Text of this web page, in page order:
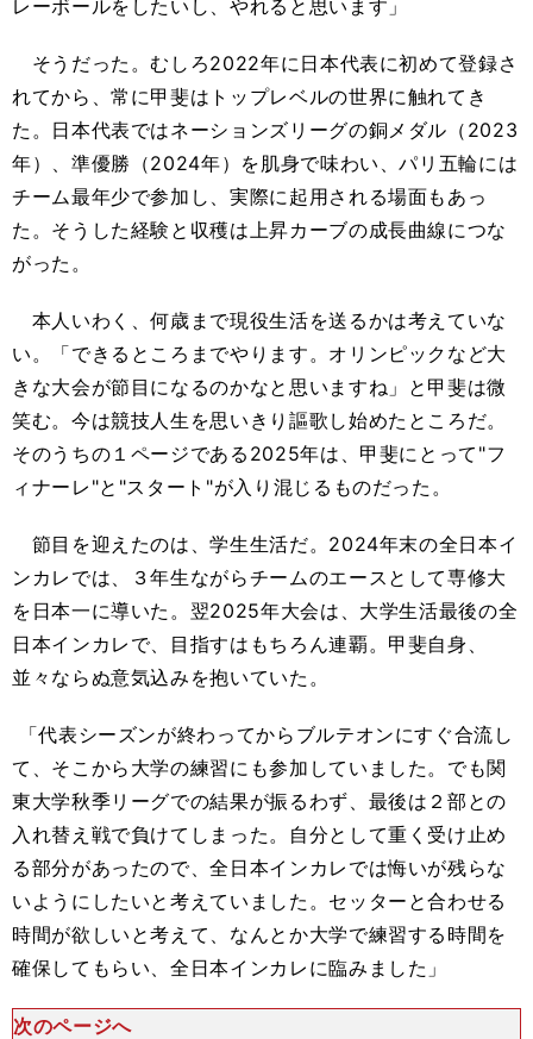
レーボールをしたいし、やれると思います」
そうだった。むしろ2022年に日本代表に初めて登録さ
れてから、常に甲斐はトップレベルの世界に触れてき
た。日本代表ではネーションズリーグの銅メダル（2023
年）、準優勝（2024年）を肌身で味わい、パリ五輪には
チーム最年少で参加し、実際に起用される場面もあっ
た。そうした経験と収穫は上昇カーブの成長曲線につな
がった。
本人いわく、何歳まで現役生活を送るかは考えていな
い。「できるところまでやります。オリンピックなど大
きな大会が節目になるのかなと思いますね」と甲斐は微
笑む。今は競技人生を思いきり謳歌し始めたところだ。
そのうちの１ページである2025年は、甲斐にとって"フ
ィナーレ"と"スタート"が入り混じるものだった。
節目を迎えたのは、学生生活だ。2024年末の全日本イ
ンカレでは、３年生ながらチームのエースとして専修大
を日本一に導いた。翌2025年大会は、大学生活最後の全
日本インカレで、目指すはもちろん連覇。甲斐自身、
並々ならぬ意気込みを抱いていた。
「代表シーズンが終わってからブルテオンにすぐ合流し
て、そこから大学の練習にも参加していました。でも関
東大学秋季リーグでの結果が振るわず、最後は２部との
入れ替え戦で負けてしまった。自分として重く受け止め
る部分があったので、全日本インカレでは悔いが残らな
いようにしたいと考えていました。セッターと合わせる
時間が欲しいと考えて、なんとか大学で練習する時間を
確保してもらい、全日本インカレに臨みました」
次のページへ